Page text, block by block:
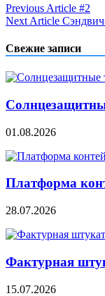
Навигация
по
записям
Previous Article #2
Next Article
Свежие записи
01.08.2026
Платформа
28.07.2026
Фактурная
15.07.2026